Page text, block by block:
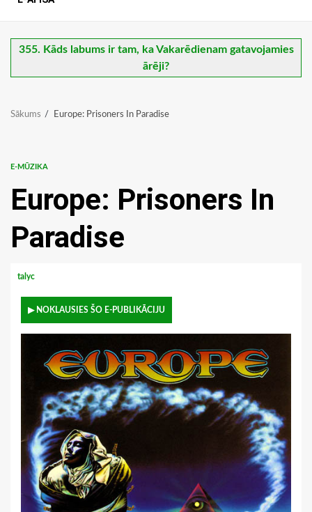
355. Kāds labums ir tam, ka Vakarēdienam gatavojamies
ārēji?
Sākums Europe: Prisoners In Paradise
E-MŪZIKA
Europe: Prisoners In
Paradise
talyc
▶ NOKLAUSIES ŠO E-PUBLIKĀCIJU